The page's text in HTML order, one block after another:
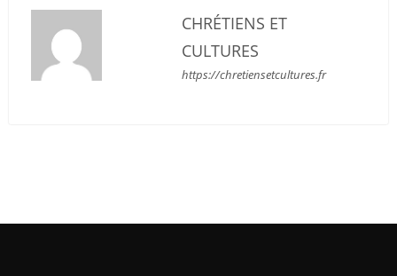
CHRÉTIENS ET
CULTURES
https://chretiensetcultures.fr